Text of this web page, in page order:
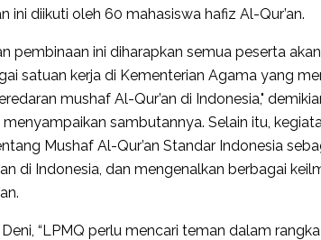
ini diikuti oleh 60 mahasiswa hafiz Al-Qur’an.
pembinaan ini diharapkan semua peserta
satuan kerja di Kementerian Agama yang
mushaf Al-Qur’an di Indonesia,"
sambutannya. Selain itu,
Mushaf Al-Qur’an Standar Indonesia
di Indonesia, dan mengenalkan berbagai
“LPMQ perlu mencari teman dalam